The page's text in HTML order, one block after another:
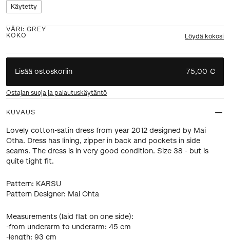
Käytetty
VÄRI :GREY
KOKO
Löydä kokosi
Lisää ostoskoriin 75,00 €
Ostajan suoja ja palautuskäytäntö
KUVAUS
Lovely cotton-satin dress from year 2012 designed by Mai
Otha. Dress has lining, zipper in back and pockets in side
seams. The dress is in very good condition. Size 38 - but is
quite tight fit.
Pattern: KARSU
Pattern Designer: Mai Ohta
Measurements (laid flat on one side):
-from underarm to underarm: 45 cm
-length: 93 cm